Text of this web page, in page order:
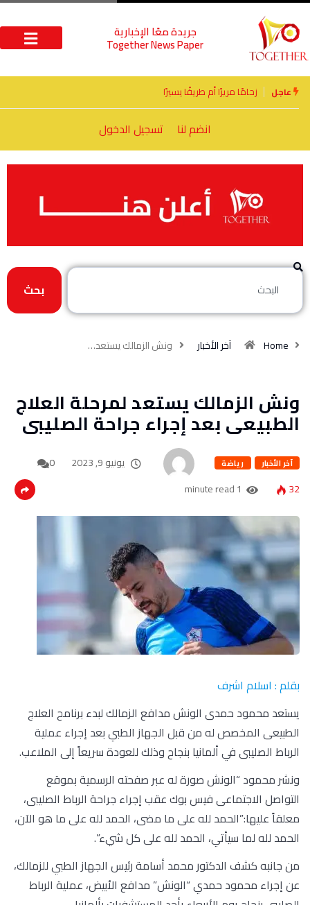
جريدة معًا الإخبارية
Together News Paper
عاجل الأخوة الأعداء وحتمًا لابد من لقاء
انضم لنا تسجيل الدخول
بحث
Home آخر الأخبار ونش الزمالك يستعد…
ونش الزمالك يستعد لمرحلة العلاج
الطبيعى بعد إجراء جراحة الصليبى
آخر الأخبار رياضة يونيو 9, 2023
0
32
1 minute read
بقلم : اسلام اشرف
يستعد محمود حمدى الونش مدافع الزمالك لبدء برنامح العلاج
الطبيعى المخصص له من قبل الجهاز الطبي بعد إجراء عملية
الرباط الصليبى في ألمانيا بنجاح وذلك للعودة سريعاً إلى الملاعب.
ونشر محمود “الونش صورة له عبر صفحته الرسمية بموقع
التواصل الاجتماعى فيس بوك عقب إجراء جراحة الرباط الصليبى،
معلقاً عليها:”الحمد لله على ما مضى، الحمد لله على ما هو الآن،
الحمد لله لما سيأتي، الحمد لله على كل شيء”.
من جانبه كشف الدكتور محمد أسامة رئيس الجهاز الطبي للزمالك،
عن إجراء محمود حمدي “الونش” مدافع الأبيض، عملية الرباط